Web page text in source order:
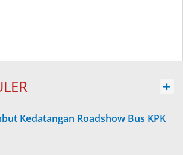
+
Kedatangan Roadshow Bus KPK